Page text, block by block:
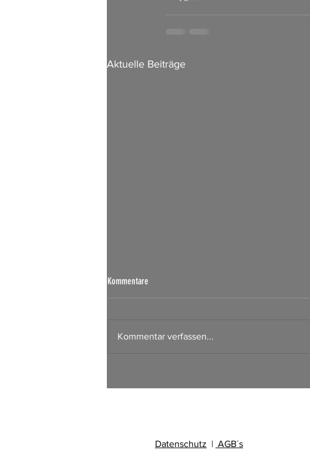
Aktuelle Beiträge
Börsen Radar 06.08.2026
Kommentare
Kommentar verfassen...
Datenschutz AGB´s